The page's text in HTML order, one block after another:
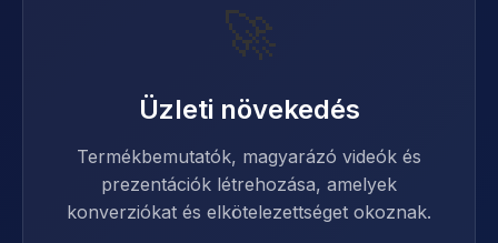
🚀
Üzleti növekedés
Termékbemutatók, magyarázó videók és
prezentációk létrehozása, amelyek
konverziókat és elkötelezettséget okoznak.